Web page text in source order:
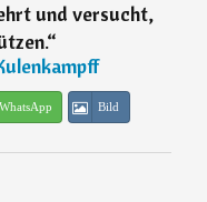
und versucht,
“
WhatsApp Bild